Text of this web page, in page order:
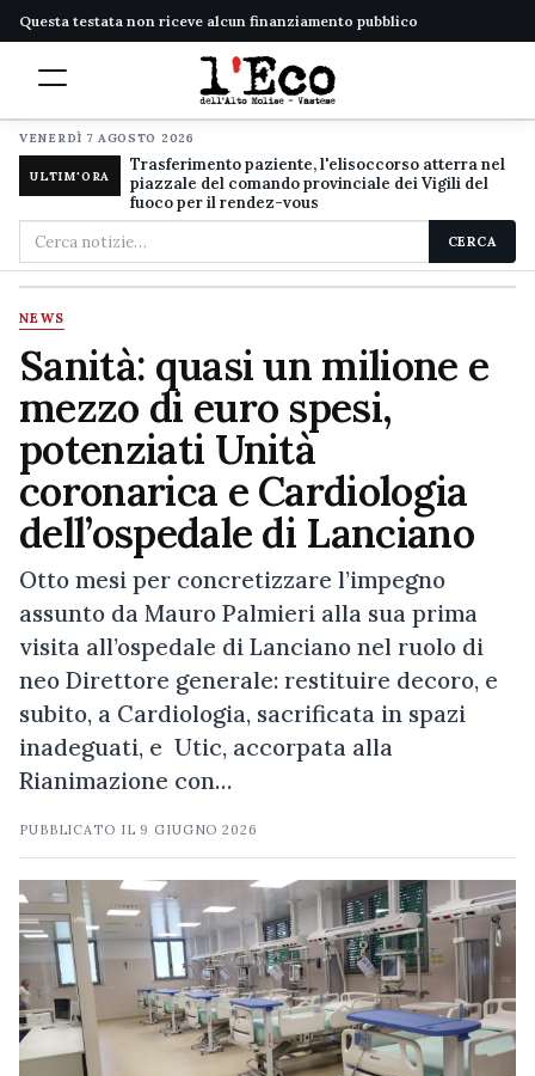
Questa testata non riceve alcun finanziamento pubblico
VENERDÌ 7 AGOSTO 2026
ULTIM'ORA
Trasferimento paziente, l'elisoccorso atterra nel
piazzale del comando provinciale dei Vigili del
fuoco per il rendez-vous
Cerca
nel
sito
CERCA
NEWS
Sanità: quasi un milione e
mezzo di euro spesi,
potenziati Unità
coronarica e Cardiologia
dell’ospedale di Lanciano
Otto mesi per concretizzare l’impegno
assunto da Mauro Palmieri alla sua prima
visita all’ospedale di Lanciano nel ruolo di
neo Direttore generale: restituire decoro, e
subito, a Cardiologia, sacrificata in spazi
inadeguati, e Utic, accorpata alla
Rianimazione con…
PUBBLICATO IL 9 GIUGNO 2026